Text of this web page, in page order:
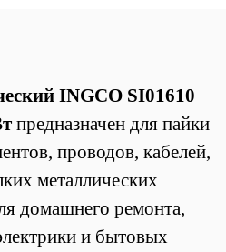
INGCO SI01610
предназначен для пайки
проводов, кабелей,
металлических
домашнего ремонта,
и бытовых